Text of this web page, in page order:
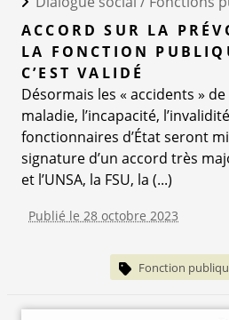
ACCORD SUR LA
LA FONCTION
C’EST VALIDÉ
Désormais les « accidents »
maladie, l’incapacité,
fonctionnaires d’État seront
signature d’un accord très
et l’UNSA, la FSU, la (...)
Publié le 28 octobre 2023
Fonction